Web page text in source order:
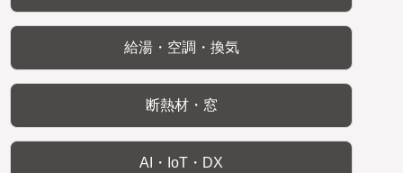
給湯・空調・換気
断熱材・窓
AI・IoT・DX